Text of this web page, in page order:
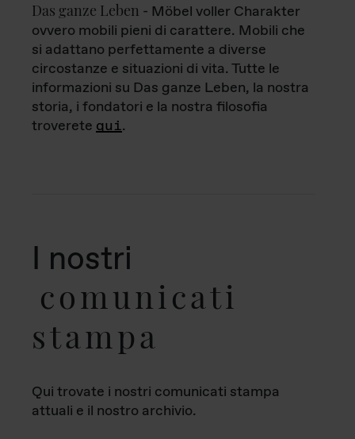
Das ganze Leben - Möbel voller Charakter
ovvero mobili pieni di carattere. Mobili che
si adattano perfettamente a diverse
circostanze e situazioni di vita. Tutte le
informazioni su Das ganze Leben, la nostra
storia, i fondatori e la nostra filosofia
troverete qui.
I nostri
comunicati
stampa
Qui trovate i nostri comunicati stampa
attuali e il nostro archivio.